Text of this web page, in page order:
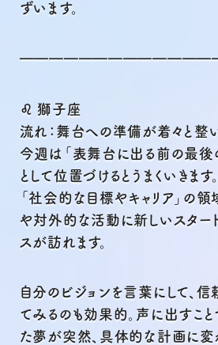
ずいます。
♌ 獅子座
流れ：舞台への準備が着々と整
今週は「表舞台に出る前の最後
として位置づけるとうまくいきま
「社会的な目標やキャリア」の
や対外的な活動に新しいスター
スが訪れます。
自分のビジョンを言葉にして、信
てみるのも効果的。声に出すこと
た夢が突然、具体的な計画に変わ